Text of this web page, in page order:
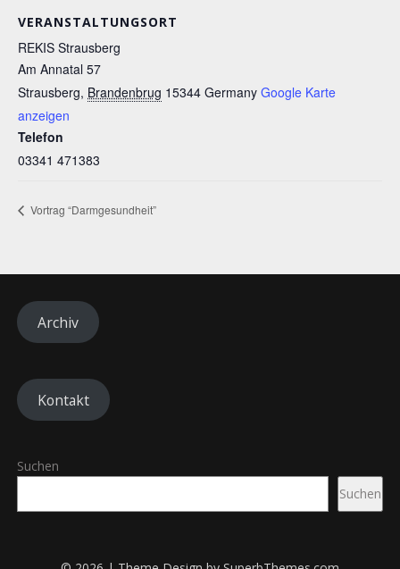
VERANSTALTUNGSORT
REKIS Strausberg
Am Annatal 57
Strausberg, Brandenbrug 15344 Germany Google Karte
anzeigen
Telefon
03341 471383
Vortrag “Darmgesundheit”
Archiv
Kontakt
Suchen
Suchen